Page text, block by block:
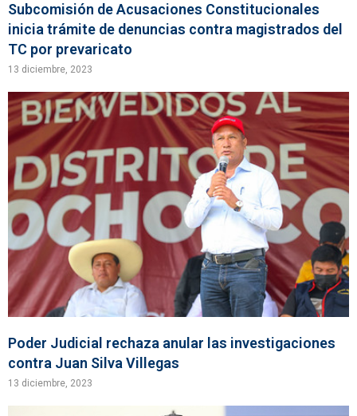
Subcomisión de Acusaciones Constitucionales
inicia trámite de denuncias contra magistrados del
TC por prevaricato
13 diciembre, 2023
Poder Judicial rechaza anular las investigaciones
contra Juan Silva Villegas
13 diciembre, 2023